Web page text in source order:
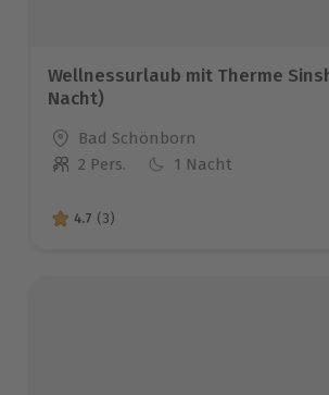
Wellnessurlaub mit Therme
Nacht)
Standort
Bad Schönborn
Anzahl der Teilnehmer
2 Pers. 1 Nacht
4.7 von 5 Sternen basierend auf 3
4.7 (3)